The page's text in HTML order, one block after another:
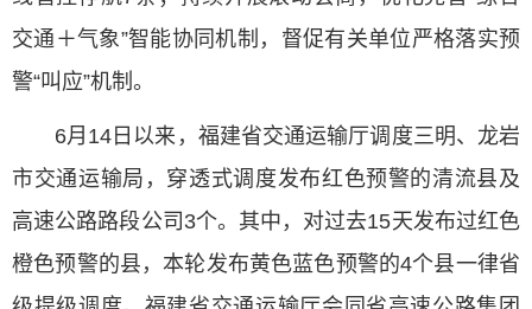
交通＋气象”智能协同机制，督促有关单位严格落实预
警“叫应”机制。
6月14日以来，福建省交通运输厅调度三明、龙岩
市交通运输局，穿透式调度发布红色预警的清流县及
高速公路路段公司3个。其中，对过去15天发布过红色
橙色预警的县，本轮发布黄色蓝色预警的4个县一律省